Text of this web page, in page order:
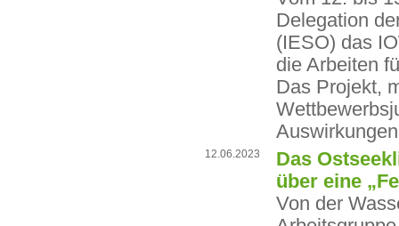
Delegation
(IESO) das
die Arbeiten
Das Projekt,
12.06.2023
Das
über eine
Von der